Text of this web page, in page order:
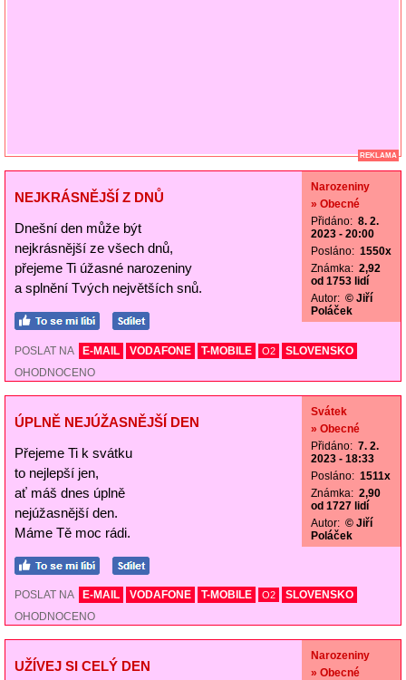
REKLAMA
NEJKRÁSNĚJŠÍ Z DNŮ
Dnešní den může být
nejkrásnější ze všech dnů,
přejeme Ti úžasné narozeniny
a splnění Tvých největších snů.
Narozeniny
» Obecné
Přidáno: 8. 2.
2023 - 20:00
Posláno: 1550x
Známka: 2,92
od 1753 lidí
Autor: © Jiří
Poláček
POSLAT NA E-MAIL VODAFONE T-MOBILE O2
SLOVENSKO
OHODNOCENO
ÚPLNĚ NEJÚŽASNĚJŠÍ DEN
Přejeme Ti k svátku
to nejlepší jen,
ať máš dnes úplně
nejúžasnější den.
Máme Tě moc rádi.
Svátek
» Obecné
Přidáno: 7. 2.
2023 - 18:33
Posláno: 1511x
Známka: 2,90
od 1727 lidí
Autor: © Jiří
Poláček
POSLAT NA E-MAIL VODAFONE T-MOBILE O2
SLOVENSKO
OHODNOCENO
UŽÍVEJ SI CELÝ DEN
Narozeniny
» Obecné